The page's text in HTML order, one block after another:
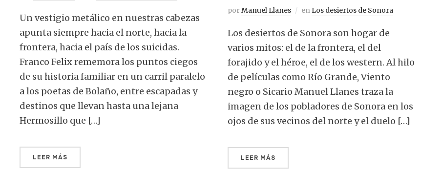
Un vestigio metálico en nuestras cabezas
apunta siempre hacia el norte, hacia la
frontera, hacia el país de los suicidas.
Franco Felix rememora los puntos ciegos
de su historia familiar en un carril paralelo
a los poetas de Bolaño, entre escapadas y
destinos que llevan hasta una lejana
Hermosillo que […]
LEER MÁS
porManuel Llanes enLos desiertos de Sonora
Los desiertos de Sonora son hogar de
varios mitos: el de la frontera, el del
forajido y el héroe, el de los western. Al hilo
de películas como Río Grande, Viento
negro o Sicario Manuel Llanes traza la
imagen de los pobladores de Sonora en los
ojos de sus vecinos del norte y el duelo […]
LEER MÁS